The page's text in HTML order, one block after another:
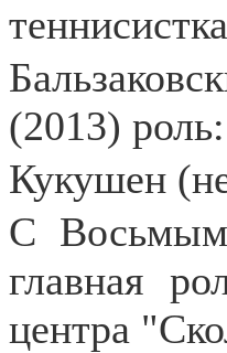
(2013)
Кукушен
С Восьмым
главная
центра